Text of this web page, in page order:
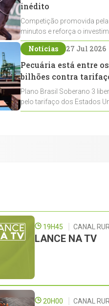
inédito
Competição promovida
minutos e reforça o
Crioulos voltados ao laço
Notícias 27 Jul 2026
Pecuária está entre
bilhões contra
Plano Brasil Soberano 3
pelo tarifaço dos Estados
contemplados
19H45 CANAL
LANCE NA TV
20H00 CANAL